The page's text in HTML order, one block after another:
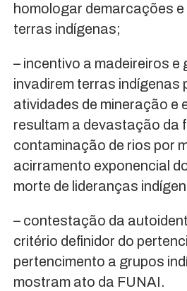
homologar demarcações
terras indígenas;
– incentivo a madeireiros e
invadirem terras indígenas
atividades de mineração e
resultam a devastação da
contaminação de rios por
acirramento exponencial
morte de lideranças
– contestação da
critério definidor do
pertencimento a grupos
mostram ato da FUNAI.